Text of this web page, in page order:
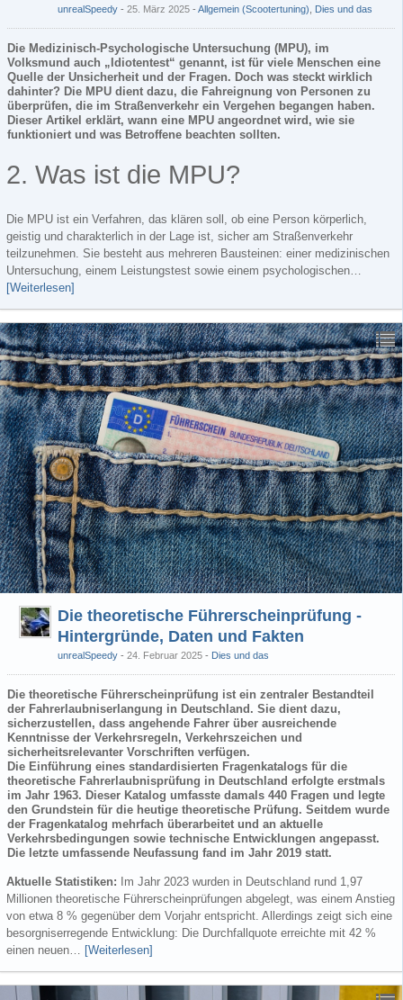
unrealSpeedy 25. März 2025 - Allgemein (Scootertuning) Dies und das
Die Medizinisch-Psychologische Untersuchung (MPU), im
Volksmund auch „Idiotentest“ genannt, ist für viele Menschen eine
Quelle der Unsicherheit und der Fragen. Doch was steckt wirklich
dahinter? Die MPU dient dazu, die Fahreignung von Personen zu
überprüfen, die im Straßenverkehr ein Vergehen begangen haben.
Dieser Artikel erklärt, wann eine MPU angeordnet wird, wie sie
funktioniert und was Betroffene beachten sollten.
2. Was ist die MPU?
Die MPU ist ein Verfahren, das klären soll, ob eine Person körperlich,
geistig und charakterlich in der Lage ist, sicher am Straßenverkehr
teilzunehmen. Sie besteht aus mehreren Bausteinen: einer medizinischen
Untersuchung, einem Leistungstest sowie einem psychologischen…
[Weiterlesen]
Die theoretische Führerscheinprüfung -
Hintergründe, Daten und Fakten
unrealSpeedy 24. Februar 2025 - Dies und das
Die theoretische Führerscheinprüfung ist ein zentraler Bestandteil
der Fahrerlaubniserlangung in Deutschland. Sie dient dazu,
sicherzustellen, dass angehende Fahrer über ausreichende
Kenntnisse der Verkehrsregeln, Verkehrszeichen und
sicherheitsrelevanter Vorschriften verfügen.
Die Einführung eines standardisierten Fragenkatalogs für die
theoretische Fahrerlaubnisprüfung in Deutschland erfolgte erstmals
im Jahr 1963. Dieser Katalog umfasste damals 440 Fragen und legte
den Grundstein für die heutige theoretische Prüfung. Seitdem wurde
der Fragenkatalog mehrfach überarbeitet und an aktuelle
Verkehrsbedingungen sowie technische Entwicklungen angepasst.
Die letzte umfassende Neufassung fand im Jahr 2019 statt.
Aktuelle Statistiken:
Im Jahr 2023 wurden in Deutschland rund 1,97
Millionen theoretische Führerscheinprüfungen abgelegt, was einem Anstieg
von etwa 8 % gegenüber dem Vorjahr entspricht. Allerdings zeigt sich eine
besorgniserregende Entwicklung: Die Durchfallquote erreichte mit 42 %
einen neuen… [Weiterlesen]